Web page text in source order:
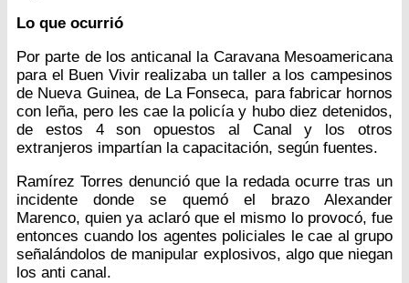
Lo que ocurrió
Por parte de los anticanal la Caravana Mesoamericana
para el Buen Vivir realizaba un taller a los campesinos
de Nueva Guinea, de La Fonseca, para fabricar hornos
con leña, pero les cae la policía y hubo diez detenidos,
de estos 4 son opuestos al Canal y los otros
extranjeros impartían la capacitación, según fuentes.
Ramírez Torres denunció que la redada ocurre tras un
incidente donde se quemó el brazo Alexander
Marenco, quien ya aclaró que el mismo lo provocó, fue
entonces cuando los agentes policiales le cae al grupo
señalándolos de manipular explosivos, algo que niegan
los anti canal.